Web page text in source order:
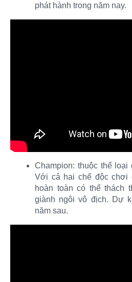
phát hành trong năm nay.​
Champion: thuộc thể loại
Với cả hai chế độc
hoàn toàn có thể thách
giành ngôi vô địch. Dự
năm sau.​